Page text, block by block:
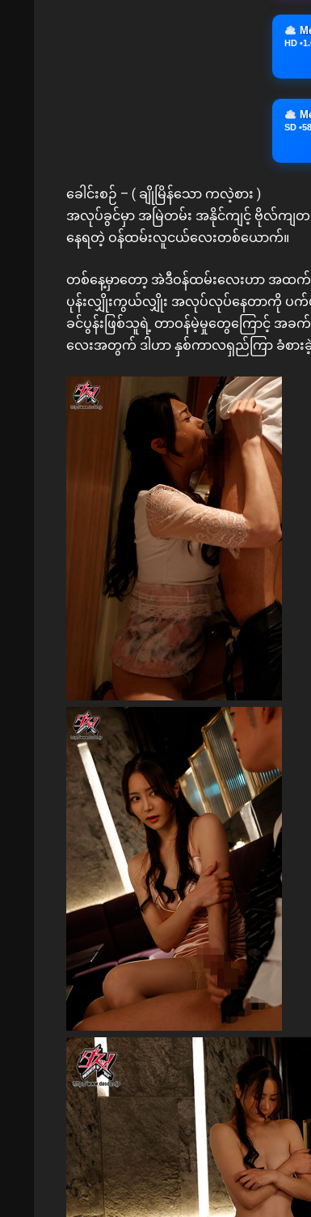
HD
SD
ခေါင်းစဉ် – ( ချိုမြိန်သော ကလဲ့စား )
အလုပ်ခွင်မှာ အမြဲတမ်း အနိုင်ကျင့် ဗိုလ်က
နေရတဲ့ ဝန်ထမ်းလူငယ်လေးတစ်ယောက်။
တစ်နေ့မှာတော့ အဲဒီဝန်ထမ်းလေးဟာ အထ
ပုန်းလျှိုးကွယ်လျှိုး အလုပ်လုပ်နေတာကို ပက်ပ
ခင်ပွန်းဖြစ်သူရဲ့ တာဝန်မဲ့မှုတွေကြောင့် အခ
လေးအတွက် ဒါဟာ နှစ်ကာလရှည်ကြာ ခံစား